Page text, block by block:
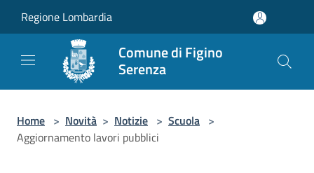
Regione Lombardia
Comune di Figino
Serenza
Home > Novità > Notizie > Scuola >
Aggiornamento lavori pubblici